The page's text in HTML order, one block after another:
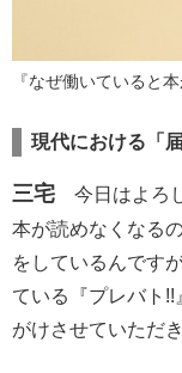
『なぜ働いていると
現代における「
三宅 今日はよろ
本が読めなくなる
をしているんです
ている『プレバト
がけさせていただ